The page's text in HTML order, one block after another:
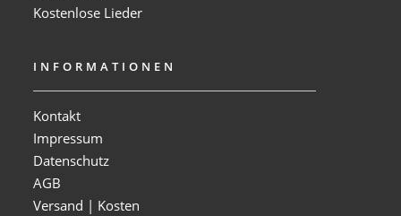
Kostenlose Lieder
INFORMATIONEN
Kontakt
Impressum
Datenschutz
AGB
Versand | Kosten